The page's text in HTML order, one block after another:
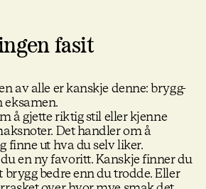
fasit
av alle er kanskje denne: brygg-
eksamen.
å gjette riktig stil eller kjenne
Det handler om å
finne ut hva du selv liker.
en ny favoritt. Kanskje finner du
bedre enn du trodde. Eller